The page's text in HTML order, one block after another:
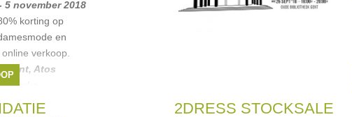
5 november 2018
korting op
en
verkoop.
,Gant, Atos
,Pinko
2DRESS STOCKSALE